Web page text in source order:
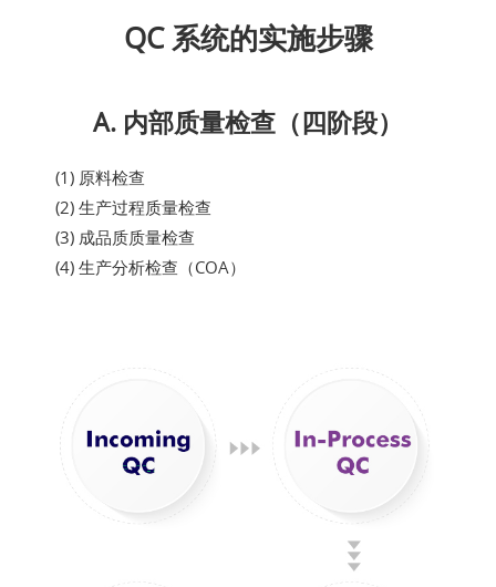
QC 系统的实施步骤
A. 内部质量检查（四阶段）
(1) 原料检查
(2) 生产过程质量检查
(3) 成品质质量检查
(4) 生产分析检查（COA）